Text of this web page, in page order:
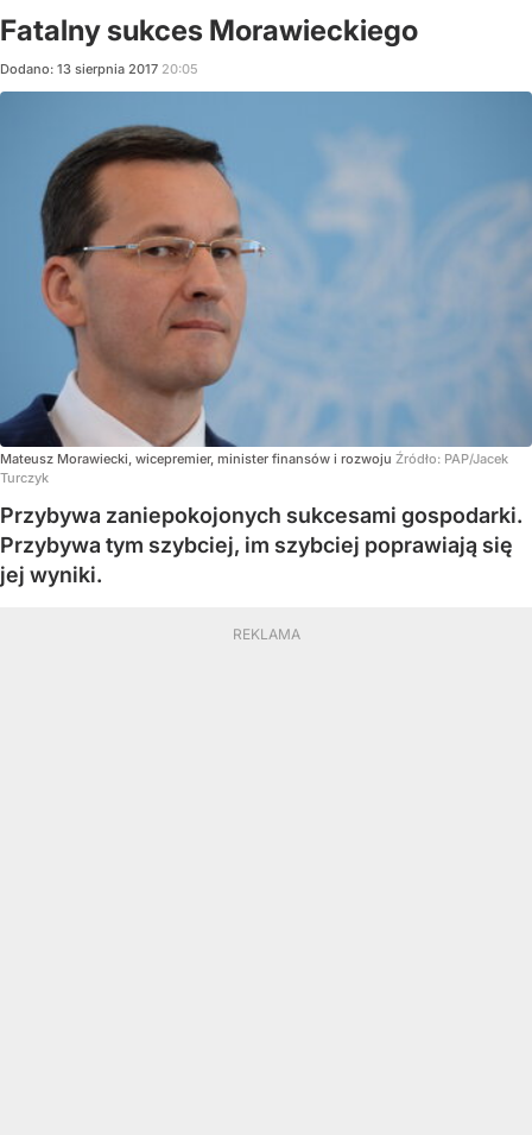
Fatalny sukces Morawieckiego
Dodano: 13 sierpnia 2017 20:05
Mateusz Morawiecki, wicepremier, minister finansów i rozwoju Źródło: PAP/Jacek
Turczyk
Przybywa zaniepokojonych sukcesami gospodarki.
Przybywa tym szybciej, im szybciej poprawiają się
jej wyniki.